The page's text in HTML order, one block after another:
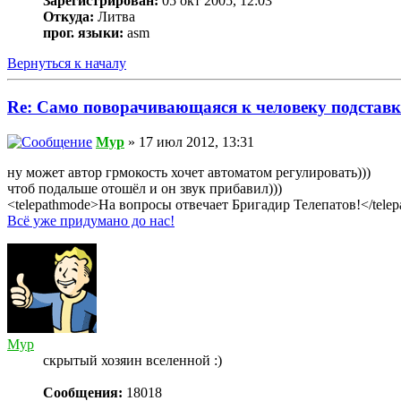
Откуда: Литва
прог. языки: asm
Вернуться к началу
Re: Само поворачивающаяся к человеку
Myp » 17 июл 2012, 13:31
ну может автор грмокость хочет автоматом регулировать)))
чтоб подальше отошёл и он звук прибавил)))
<telepathmode>На вопросы отвечает Бригадир Телепатов!</
Всё уже придумано до нас!
Myp
скрытый хозяин вселенной :)
Сообщения: 18018